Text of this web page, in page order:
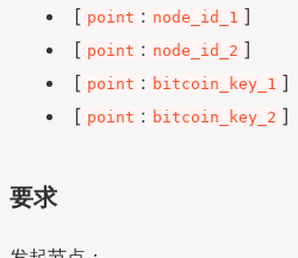
[ point : node_id_1 ]
[ point : node_id_2 ]
[ point : bitcoin_key_1 ]
[ point : bitcoin_key_2 ]
要求